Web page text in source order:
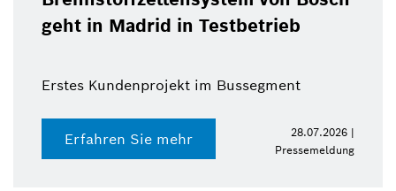
geht in Madrid in Testbetrieb
Erstes Kundenprojekt im Bussegment
Erfahren Sie mehr
28.07.2026 |
Pressemeldung